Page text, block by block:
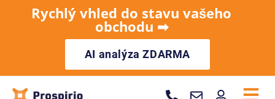
Rychlý vhled do stavu vašeho
obchodu ➡︎
AI analýza ZDARMA